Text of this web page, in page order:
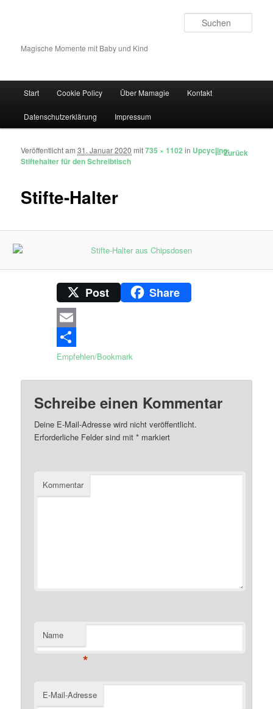
Magische Momente mit Baby und Kind
Zum Inhalt wechseln
Zum sekundären Inhalt wechseln
Start Cookie Policy Über Mamagie Kontakt
Datenschutzerklärung Impressum
Bilder-Navigation ← Zurück
Stifte-Halter
Veröffentlicht am31. Januar 2020 mit735 × 1102 in Upcycling:
Stiftehalter für den Schreibtisch
Post Share
Email
Empfehlen/Bookmark
Schreibe einen Kommentar
Deine E-Mail-Adresse wird nicht veröffentlicht.
Erforderliche Felder sind mit* markiert
Kommentar
Name
*
E-Mail-Adresse